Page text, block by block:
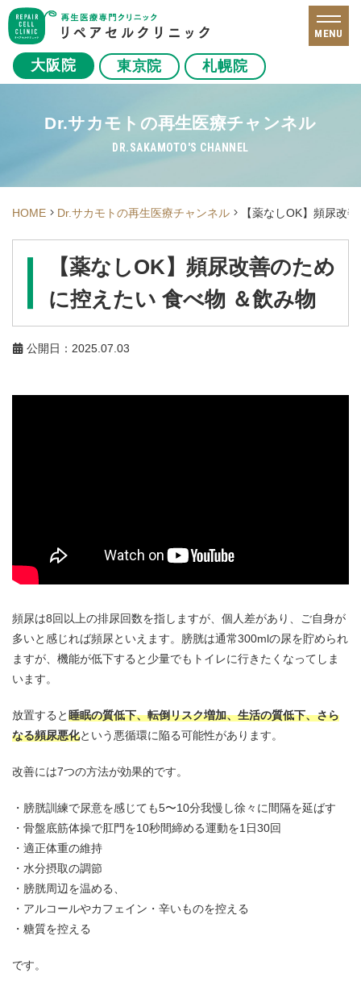
大阪院 東京院 札幌院
MENU
Dr.サカモトの再生医療チャンネル
DR.SAKAMOTO'S CHANNEL
HOME Dr.サカモトの再生医療チャンネル 【薬なしOK】頻尿改
【薬なしOK】頻尿改善のため
に控えたい 食べ物 ＆飲み物
公開日：2025.07.03
頻尿は8回以上の排尿回数を指しますが、個人差があり、ご自身が
多いと感じれば頻尿といえます。膀胱は通常300mlの尿を貯められ
ますが、機能が低下すると少量でもトイレに行きたくなってしま
います。
放置すると睡眠の質低下、転倒リスク増加、生活の質低下、さら
なる頻尿悪化という悪循環に陥る可能性があります。
改善には7つの方法が効果的です。
膀胱訓練で尿意を感じても5〜10分我慢し徐々に間隔を延ばす
骨盤底筋体操で肛門を10秒間締める運動を1日30回
適正体重の維持
水分摂取の調節
膀胱周辺を温める、
アルコールやカフェイン・辛いものを控える
糖質を控える
です。